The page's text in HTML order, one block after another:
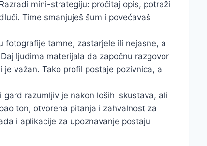
mini-strategiju: pročitaj opis, potraži
Time smanjuješ šum i povećavaš
fotografije tamne, zastarjele ili nejasne, a
ljudima materijala da započnu razgovor
važan. Tako profil postaje pozivnica, a
gard razumljiv je nakon loših iskustava, ali
ton, otvorena pitanja i zahvalnost za
i aplikacije za upoznavanje postaju